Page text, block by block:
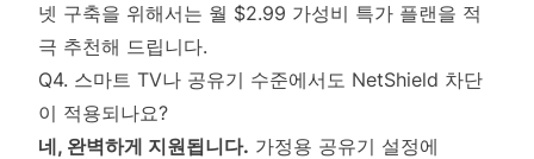
넷 구축을 위해서는 월 $2.99 가성비 특가 플랜을 적
극 추천해 드립니다.
Q4. 스마트 TV나 공유기 수준에서도 NetShield 차단
이 적용되나요?
네, 완벽하게 지원됩니다. 가정용 공유기 설정에